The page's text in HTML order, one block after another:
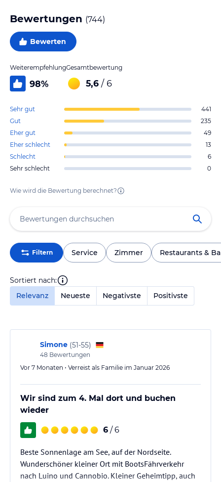
Bewertungen (744)
Bewerten
Weiterempfehlung
98%
Gesamtbewertung
5,6 / 6
Sehr gut
441
Gut
235
Eher gut
49
Eher schlecht
13
Schlecht
6
Sehr schlecht
0
Wie wird die Bewertung berechnet?
Filtern Service Zimmer Restaurants &
Sortiert nach:
Relevanz
Neueste Negativste Positivste
Simone (51-55)
48 Bewertungen
Vor 7 Monaten • Verreist als Familie im Januar 2026
Wir sind zum 4. Mal dort und buchen
wieder
6 / 6
Beste Sonnenlage am See, auf der Nordseite.
Wunderschöner kleiner Ort mit BootsFährverkehr
nach Luino und Cannobio. Kleiner Geheimtipp, auch